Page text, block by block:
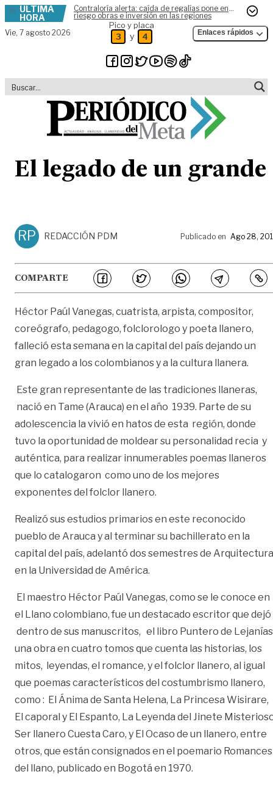
Skip to content
ÚLTIMA
HORA
Contraloría alerta: caída de regalías pone en
riesgo obras e inversión en las regiones
Vie, 7 agosto 2026
Pico y placa
3 y 4 Enlaces rápidos
El legado de un grande
RP REDACCIÓN PDM Publicado en Ago 28,
COMPARTE
Héctor Paúl Vanegas, cuatrista, arpista, compositor,
coreógrafo, pedagogo, folclorologo y poeta llanero,
falleció esta semana en la capital del país dejando un
gran legado a los colombianos y a la cultura llanera.
Este gran representante de las tradiciones llaneras,
nació en Tame (Arauca) en el año 1939. Parte de su
adolescencia la vivió en hatos de esta región, donde
tuvo la oportunidad de moldear su personalidad recia y
auténtica, para realizar innumerables poemas llaneros
que lo catalogaron como uno de los mejores
exponentes del folclor llanero.
Realizó sus estudios primarios en este reconocido
pueblo de Arauca y al terminar su bachillerato en la
capital del país, adelantó dos semestres de Arquitectura
en la Universidad de América.
El maestro Héctor Paúl Vanegas, como se le conoce en
el Llano colombiano, fue un destacado escritor que dejó
dentro de sus manuscritos, el libro Puntero de
una obra en cuatro tomos que cuenta las historias, los
mitos, leyendas, el romance, y el folclor llanero, al igual
que poemas característicos del costumbrismo llanero,
como : El Ánima de Santa Helena, La Princesa Wisirare,
El caporal y El Espanto, La Leyenda del Jinete
Ser llanero Cuesta Caro, y El Ocaso de un llanero, entre
otros, que están consignados en el poemario Romances
del llano, publicado en Bogotá en 1970.